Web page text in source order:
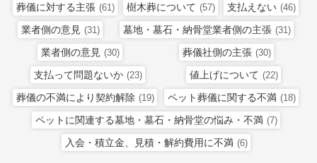
葬儀に対する主張 (61) 樹木葬について (57) 支払えない (46)
業者側の意見 (31) 墓地・墓石・納骨堂業者側の主張 (31)
業者側の意見 (30) 葬儀社側の主張 (30)
支払って問題ないか (23) 値上げについて (22)
葬儀の不満により契約解除 (19) ペット葬儀に関する不満 (18)
ペットに関連する墓地・墓石・納骨堂の悩み・不満 (7)
入会・積立金、見積・解約費用に不満 (6)